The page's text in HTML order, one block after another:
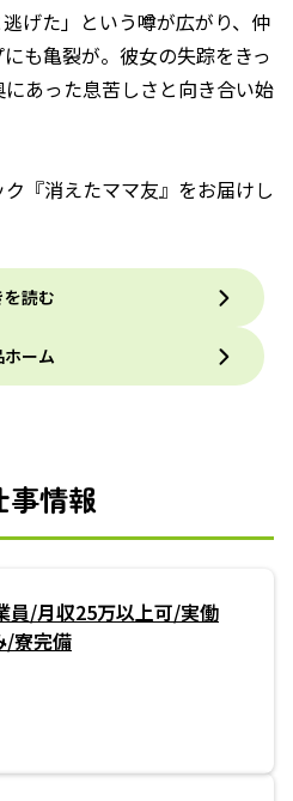
げた」という噂が広がり、仲
も亀裂が。彼女の失踪をきっ
あった息苦しさと向き合い始
『消えたママ友』をお届けし
読む
ーム
事情報
員/月収25万以上可/実働
/寮完備